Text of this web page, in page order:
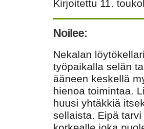
Kirjoitettu 11.
Noilee:
Nekalan
työpaikalla selän
ääneen keskellä
hienoa toimintaa.
huusi yhtäkkiä
sellaista. Eipä